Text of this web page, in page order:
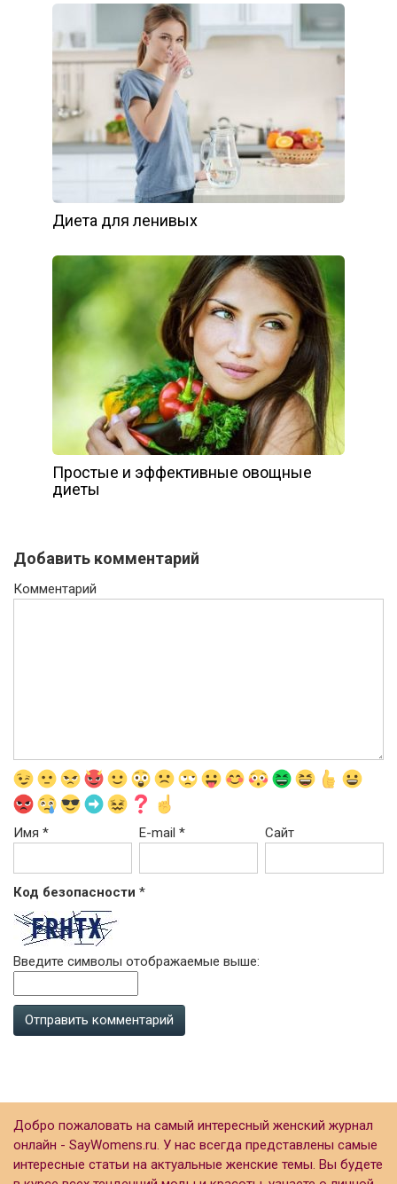
Диета для ленивых
Простые и эффективные овощные
диеты
Добавить комментарий
Комментарий
Имя * E-mail* Сайт
Код безопасности *
Введите символы отображаемые выше:
Добро пожаловать на самый интересный женский журнал
онлайн - SayWomens.ru. У нас всегда представлены самые
интересные статьи на актуальные женские темы. Вы будете